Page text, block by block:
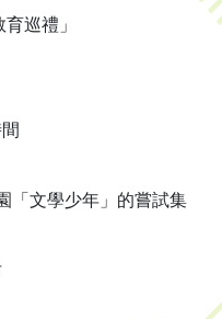
巡禮」
「文學少年」的嘗試集